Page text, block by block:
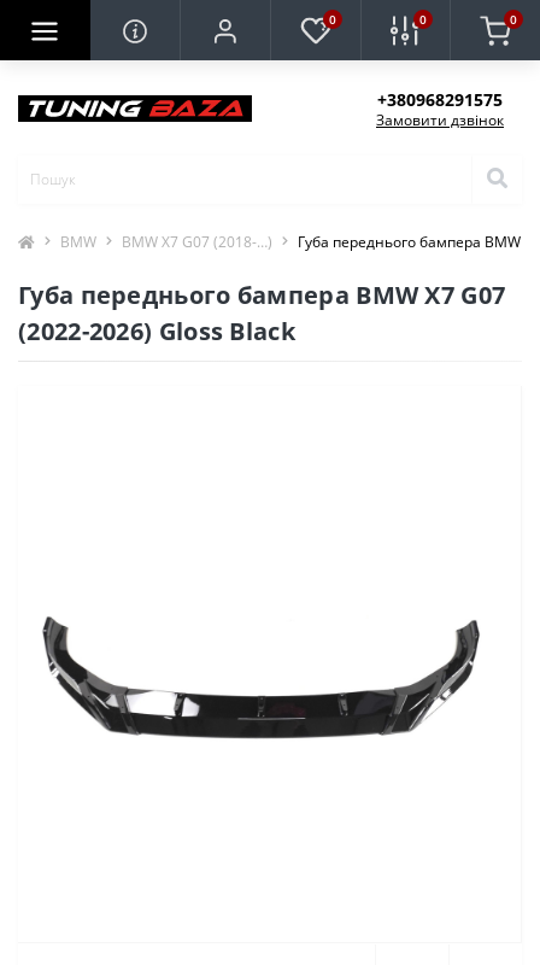
0 0 0
+380968291575
Замовити дзвінок
BMW BMW X7 G07 (2018-…) Губа переднього бампера BMW
Губа переднього бампера BMW X7 G07
(2022-2026) Gloss Black